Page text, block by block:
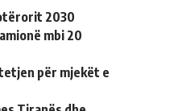
2030
mbi 20
për mjekët e